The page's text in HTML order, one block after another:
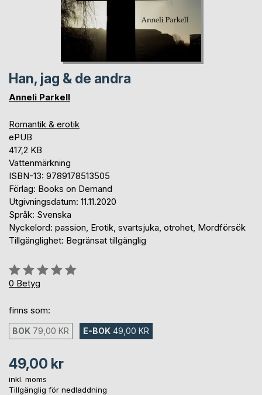
Han, jag & de andra
Anneli Parkell
Romantik & erotik
ePUB
417,2 KB
Vattenmärkning
ISBN-13: 9789178513505
Förlag: Books on Demand
Utgivningsdatum: 11.11.2020
Språk: Svenska
Nyckelord: passion, Erotik, svartsjuka, otrohet, Mordförsök
Tillgänglighet: Begränsat tillgänglig
Betyg::
0%
0 Betyg
finns som:
BOK 79,00 KR E-BOK 49,00 KR
49,00 kr
inkl. moms
Tillgänglig för nedladdning